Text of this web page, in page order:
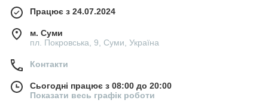
Працює з 24.07.2024
м. Суми
пл. Покровська, 9, Суми, Україна
Контакти
Сьогодні працює з 08:00 до 20:00
Показати весь графік роботи